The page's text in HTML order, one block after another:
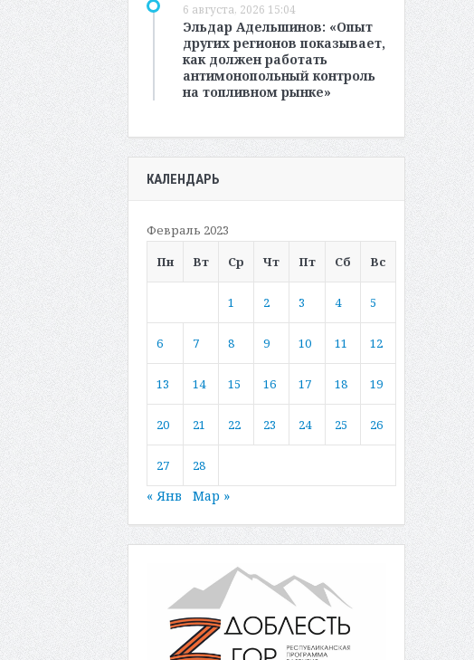
6 августа, 2026 15:04
Эльдар Адельшинов: «Опыт
других регионов показывает,
как должен работать
антимонопольный контроль
на топливном рынке»
КАЛЕНДАРЬ
Февраль 2023
Пн
Вт Ср Чт Пт Сб Вс
1 2 3 4 5
6 7 8 9 10 11 12
13 14 15 16 17 18 19
20 21 22 23 24 25 26
27 28
« Янв Мар »